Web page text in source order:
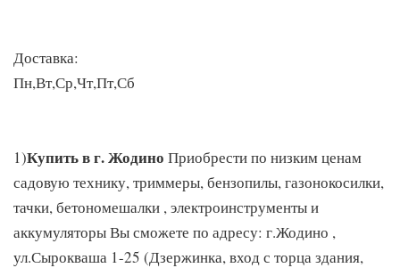
Доставка:
Пн,Вт,Ср,Чт,Пт,Сб
1)Купить в г. Жодино Приобрести по низким ценам
садовую технику, триммеры, бензопилы, газонокосилки,
тачки, бетономешалки , электроинструменты и
аккумуляторы Вы сможете по адресу: г.Жодино ,
ул.Сырокваша 1-25 (Дзержинка, вход с торца здания,